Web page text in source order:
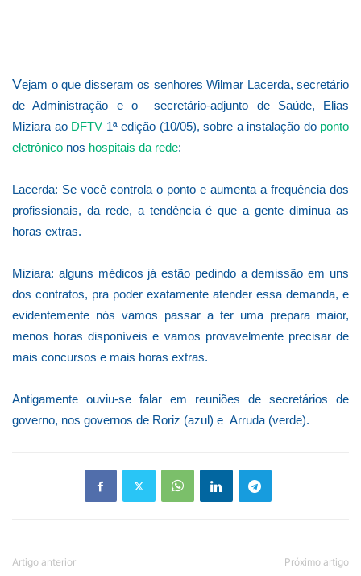
Vejam o que disseram os senhores Wilmar Lacerda, secretário
de Administração e osecretário-adjunto de Saúde, Elias
Miziara ao DFTV 1ª edição (10/05), sobre a instalação do ponto
eletrônico nos hospitais da rede:
Lacerda: Se você controla o ponto e aumenta a frequência dos
profissionais, da rede, a tendência é que a gente diminua as
horas extras.
Miziara: alguns médicos já estão pedindo a demissão em uns
dos contratos, pra poder exatamente atender essa demanda, e
evidentemente nós vamos passar a ter uma prepara maior,
menos horas disponíveis e vamos provavelmente precisar de
mais concursos e mais horas extras.
Antigamente ouviu-se falar em reuniões de secretários de
governo, nos governos de Roriz (azul) e Arruda (verde).
Artigo anterior Próximo artigo